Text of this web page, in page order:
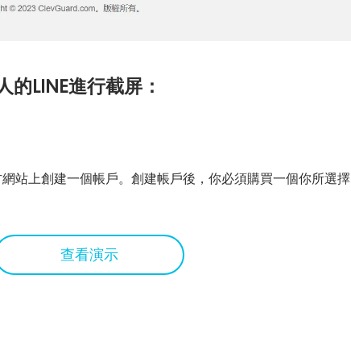
LINE進行截屏：
站上創建一個帳戶。創建帳戶後，你必須購買一個你所選擇
查看演示